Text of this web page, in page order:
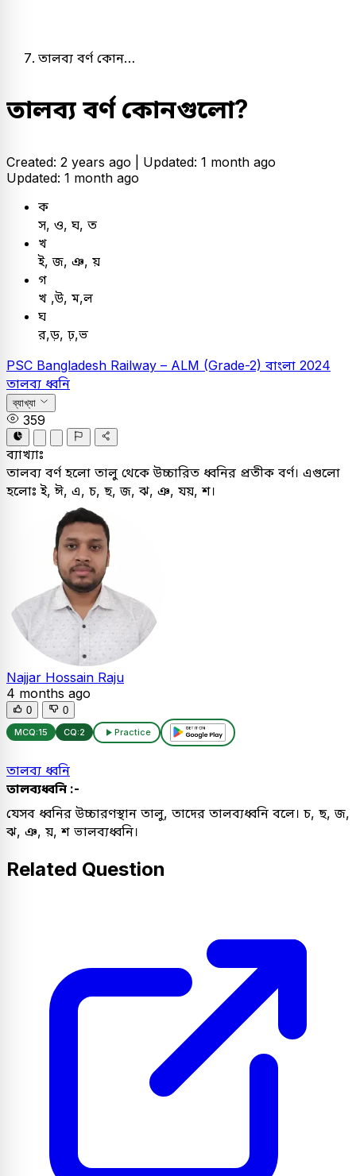
তালব্য বর্ণ কোন…
তালব্য বর্ণ কোনগুলো?
Created: 2 years ago | Updated: 1 month ago
Updated: 1 month ago
ক
স, ও, ঘ, ত
খ
ই, জ, ঞ, য়
গ
খ ,উ, ম,ল
ঘ
র,ড়, ঢ়,ভ
PSC Bangladesh Railway – ALM (Grade-2) বাংলা 2024
তালব্য ধ্বনি
ব্যাখ্যা
359
ব্যাখ্যাঃ
তালব্য বর্ণ হলো তালু থেকে উচ্চারিত ধ্বনির প্রতীক বর্ণ। এগুলো
হলোঃ ই, ঈ, এ, চ, ছ, জ, ঝ, ঞ, যয়, শ।
Najjar Hossain Raju
4 months ago
0 0
MCQ:15 CQ:2 Practice
তালব্য ধ্বনি
তালব্যধ্বনি :-
যেসব ধ্বনির উচ্চারণস্থান তালু, তাদের তালব্যধ্বনি বলে। চ, ছ, জ,
ঝ, ঞ, য়, শ ভালব্যধ্বনি।
Related Question